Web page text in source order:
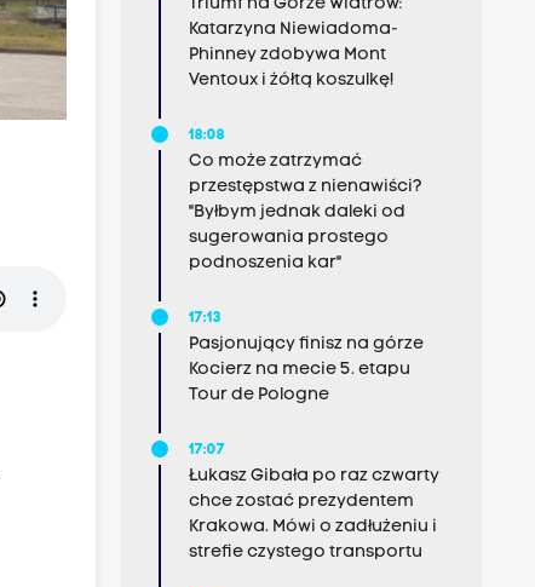
Triumf na Górze Wiatrów:
Katarzyna Niewiadoma-
Phinney zdobywa Mont
Ventoux i żółtą koszulkę!
18:08
Co może zatrzymać
przestępstwa z nienawiści?
"Byłbym jednak daleki od
sugerowania prostego
podnoszenia kar"
17:13
Pasjonujący finisz na górze
Kocierz na mecie 5. etapu
Tour de Pologne
17:07
Łukasz Gibała po raz czwarty
chce zostać prezydentem
Krakowa. Mówi o zadłużeniu i
strefie czystego transportu